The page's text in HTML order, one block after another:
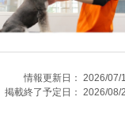
情報更新日： 2026/07/
掲載終了予定日： 2026/08/